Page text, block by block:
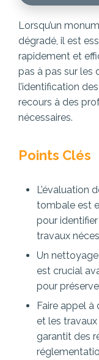
Lorsqu’un
dégradé, il est
rapidement et
pas à pas sur les
l’identification
recours à des
nécessaires.
Points Clés
L’évaluation
tombale est
pour
travaux
Un
est crucial
pour
Faire appel à
et les
garantit des